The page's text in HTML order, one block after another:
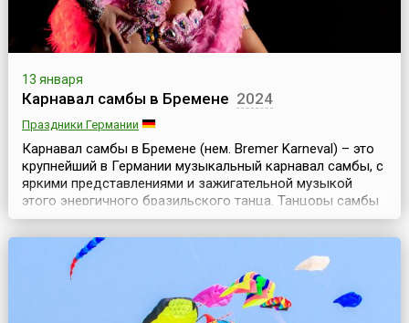
13 января
Карнавал самбы в Бремене 2024
Праздники Германии
Карнавал самбы в Бремене (нем. Bremer Karneval) – это
крупнейший в Германии музыкальный карнавал самбы, с
яркими представлениями и зажигательной музыкой
этого энергичного бразильского танца. Танцоры самбы
со всей Германии приезжают, чтобы принять участие в
уличном карнавале, а тысячи туристов – чтобы увидеть
это яркий праздник.Вольный ганзейский город Бремен –
это старинный и красивый город Ге...